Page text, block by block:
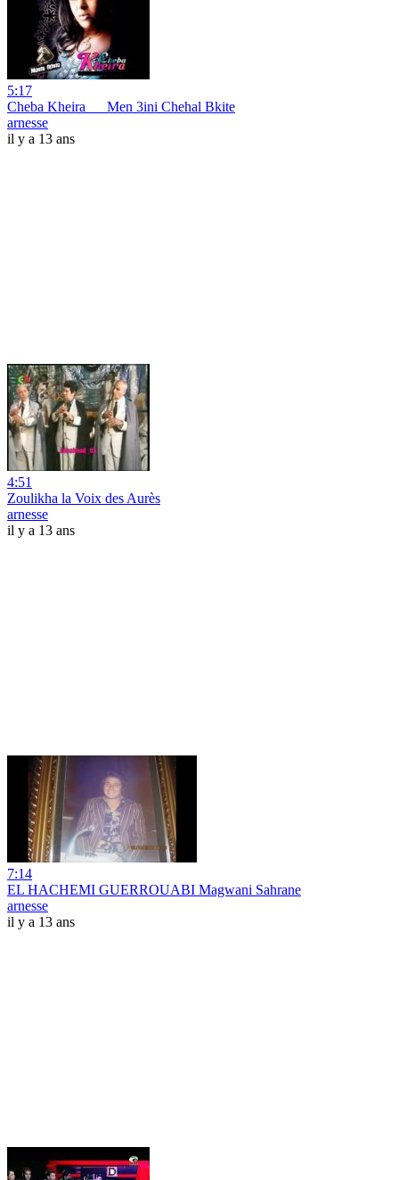
5:17
Cheba Kheira __ Men 3ini Chehal Bkite
arnesse
il y a 13 ans
4:51
Zoulikha la Voix des Aurès
arnesse
il y a 13 ans
7:14
EL HACHEMI GUERROUABI Magwani Sahrane
arnesse
il y a 13 ans